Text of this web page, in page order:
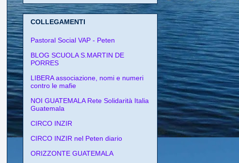
COLLEGAMENTI
Pastoral Social VAP - Peten
BLOG SCUOLA S.MARTIN DE
PORRES
LIBERA associazione, nomi e numeri
contro le mafie
NOI GUATEMALA Rete Solidarità Italia
Guatemala
CIRCO INZIR
CIRCO INZIR nel Peten diario
ORIZZONTE GUATEMALA